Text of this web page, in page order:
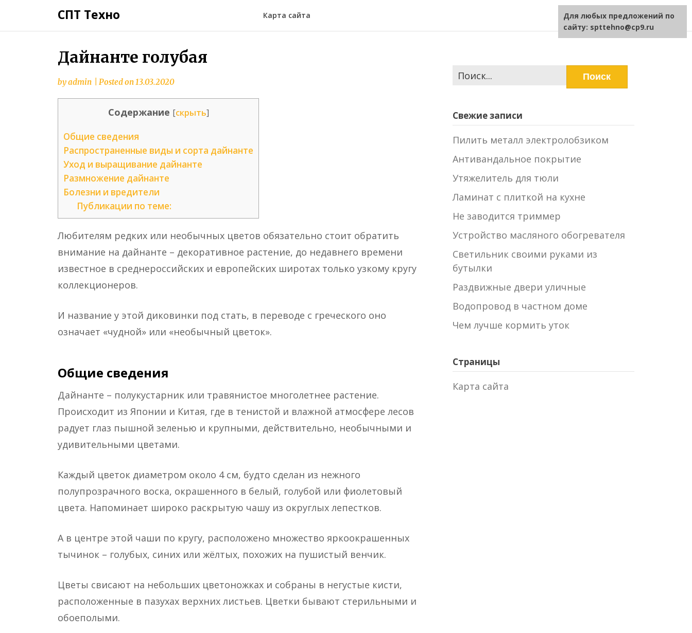
СПТ Техно Карта сайта
Дайнанте голубая
byadmin Posted on13.03.2020
Содержание [скрыть]
Общие сведения
Распространенные виды и сорта дайнанте
Уход и выращивание дайнанте
Размножение дайнанте
Болезни и вредители
Публикации по теме:
Любителям редких или необычных цветов обязательно стоит обратить
внимание на дайнанте – декоративное растение, до недавнего времени
известное в среднероссийских и европейских широтах только узкому кругу
коллекционеров.
И название у этой диковинки под стать, в переводе с греческого оно
означает «чудной» или «необычный цветок».
Общие сведения
Дайнанте – полукустарник или травянистое многолетнее растение.
Происходит из Японии и Китая, где в тенистой и влажной атмосфере лесов
радует глаз пышной зеленью и крупными, действительно, необычными и
удивительными цветами.
Каждый цветок диаметром около 4 см, будто сделан из нежного
полупрозрачного воска, окрашенного в белый, голубой или фиолетовый
цвета. Напоминает широко раскрытую чашу из округлых лепестков.
А в центре этой чаши по кругу, расположено множество яркоокрашенных
тычинок – голубых, синих или жёлтых, похожих на пушистый венчик.
Цветы свисают на небольших цветоножках и собраны в негустые кисти,
расположенные в пазухах верхних листьев. Цветки бывают стерильными и
обоеполыми.
Найти:
Свежие записи
Пилить металл электролобзиком
Антивандальное покрытие
Утяжелитель для тюли
Ламинат с плиткой на кухне
Не заводится триммер
Устройство масляного обогревателя
Светильник своими руками из
бутылки
Раздвижные двери уличные
Водопровод в частном доме
Чем лучше кормить уток
Страницы
Карта сайта
Для любых предложений по
сайту: spttehno@cp9.ru